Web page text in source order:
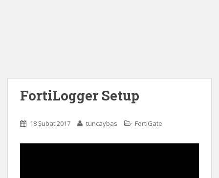
FortiLogger Setup
18 Şubat 2017 tuncaybas FortiGate